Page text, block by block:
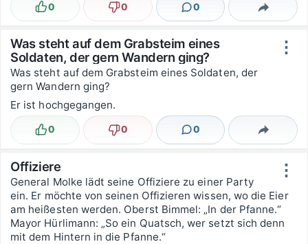
Lustig
0 Nicht lustig
0 0
Kommentare Teilen
⋮
Was steht auf dem Grabsteim eines
Soldaten, der gern Wandern ging?
Was steht auf dem Grabsteim eines Soldaten, der
gern Wandern ging?
Er ist hochgegangen.
Lustig
0 Nicht lustig
0 0
Kommentare Teilen
⋮
Offiziere
General Molke lädt seine Offiziere zu einer Party
ein. Er möchte von seinen Offizieren wissen, wo die Eier
am heißesten werden. Oberst Bimmel: „In der Pfanne.“
Mayor Hürlimann: „So ein Quatsch, wer setzt sich denn
mit dem Hintern in die Pfanne.“